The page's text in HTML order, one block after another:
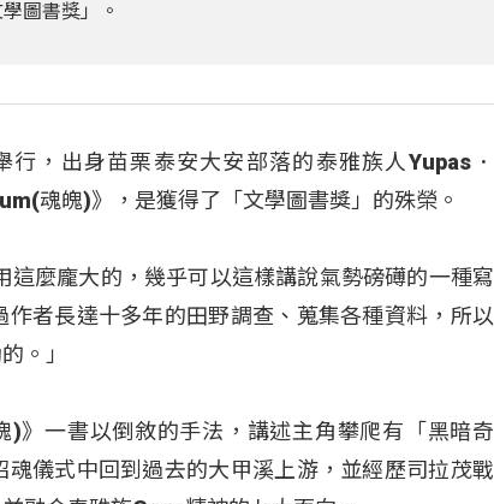
圖書獎」。
，出身苗栗泰安大安部落的泰雅族人Yupas．
魂魄)》，是獲得了「文學圖書獎」的殊榮。
麼龐大的，幾乎可以這樣講說氣勢磅礡的一種寫
者長達十多年的田野調查、蒐集各種資料，所以
。」
》一書以倒敘的手法，講述主角攀爬有「黑暗奇
儀式中回到過去的大甲溪上游，並經歷司拉茂戰